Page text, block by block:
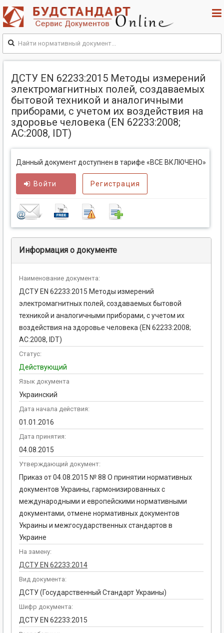
ДCТУ EN 62233:2015 Методы измерений
электромагнитных полей, создаваемых
бытовой техникой и аналогичными
приборами, с учетом их воздействия на
здоровье человека (EN 62233:2008;
АС:2008, IDТ)
Данный документ доступнен в тарифе «ВСЕ ВКЛЮЧЕНО»
Войти Регистрация
Информация о документе
Наименование документа:
ДCТУ EN 62233:2015 Методы измерений
электромагнитных полей, создаваемых бытовой
техникой и аналогичными приборами, с учетом их
воздействия на здоровье человека (EN 62233:2008;
АС:2008, IDТ)
Статус:
Действующий
Язык документа
Украинский
Дата начала действия:
01.01.2016
Дата принятия:
04.08.2015
Утверждающий документ:
Приказ от 04.08.2015 № 88 О принятии нормативных
документов Украины, гармонизированных с
международными и европейскими нормативными
документами, отмене нормативных документов
Украины и межгосударственных стандартов в
Украине
На замену:
ДСТУ EN 62233:2014
Вид документа:
ДСТУ (Государственный Стандарт Украины)
Шифр документа:
ДCТУ EN 62233:2015